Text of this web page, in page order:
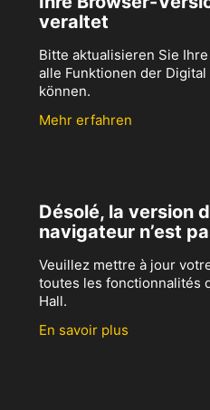
veraltet
Bitte aktualisieren Sie
alle Funktionen der
können.
Mehr erfahren
Désolé, la version
navigateur n’est
Veuillez mettre à jour
toutes les fonctionnalités
Hall.
En savoir plus